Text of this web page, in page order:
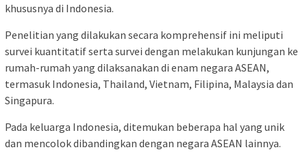
khususnya di Indonesia.
Penelitian yang dilakukan secara komprehensif ini meliputi
survei kuantitatif serta survei dengan melakukan kunjungan ke
rumah-rumah yang dilaksanakan di enam negara ASEAN,
termasuk Indonesia, Thailand, Vietnam, Filipina, Malaysia dan
Singapura.
Pada keluarga Indonesia, ditemukan beberapa hal yang unik
dan mencolok dibandingkan dengan negara ASEAN lainnya.